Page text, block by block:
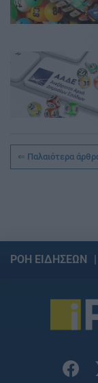
Παλαιότερα
ΡΟΗ ΕΙΔΗΣΕΩΝ